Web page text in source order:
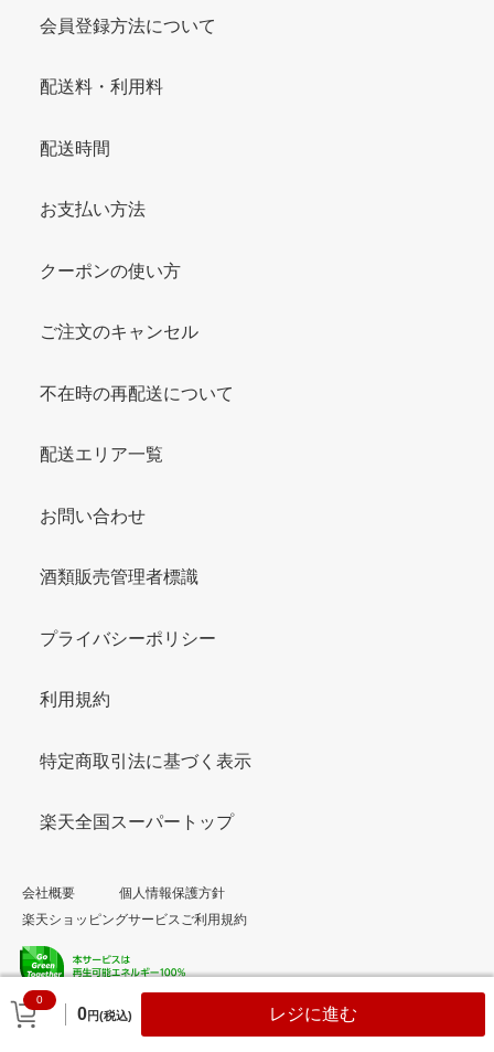
0
0円(税込) レジに進む
会員登録方法について
配送料・利用料
配送時間
お支払い方法
クーポンの使い方
ご注文のキャンセル
不在時の再配送について
配送エリア一覧
お問い合わせ
酒類販売管理者標識
プライバシーポリシー
利用規約
特定商取引法に基づく表示
楽天全国スーパートップ
会社概要
個人情報保護方針
楽天ショッピングサービスご利用規約
© Rakuten Group, Inc.